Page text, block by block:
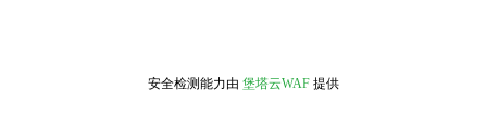
安全检测能力由 堡塔云WAF 提供